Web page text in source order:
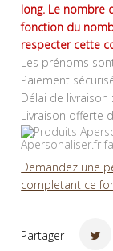
long. Le nombre
fonction du
respecter cette
Les prénoms
Paiement
Délai de livraison
Livraison offerte
Apersonaliser.fr
Demandez une
completant ce
Partager